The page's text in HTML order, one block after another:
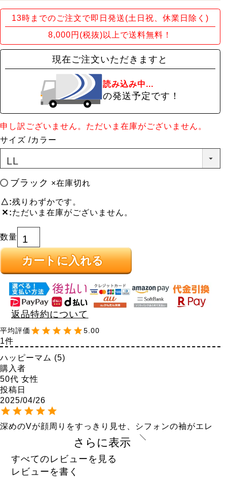
13時までのご注文で即日発送(土日祝、休業日除く)
8,000円(税抜)以上で送料無料！
現在ご注文いただきますと
読み込み中...
の発送予定です！
申し訳ございません。ただいま在庫がございません。
サイズ
カラー
ブラック ×在庫切れ
△ 残りわずかです。
✕ ただいま在庫がございません。
カートに入れる
返品特約について
5.00
1
ハッピーマム
5
購入者
50代 女性
投稿日
2025/04/26
深めのVが顔周りをすっきり見せ、シフォンの袖がエレ
ガントな印象に。シンプルだけど、あまりないデザイ
ン。とても気に入りました。
さらに表示
すべてのレビューを見る
レビューを書く